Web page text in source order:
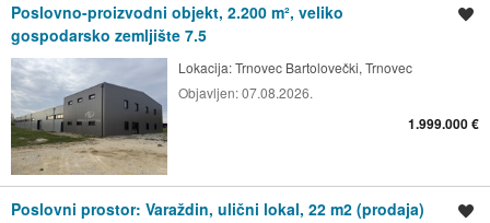
Poslovno-proizvodni objekt, 2.200 m², veliko
gospodarsko zemljište 7.5
Lokacija:Trnovec Bartolovečki, Trnovec
Objavljen:07.08.2026.
1.999.000 €
Poslovni prostor: Varaždin, ulični lokal, 22 m2 (prodaja)